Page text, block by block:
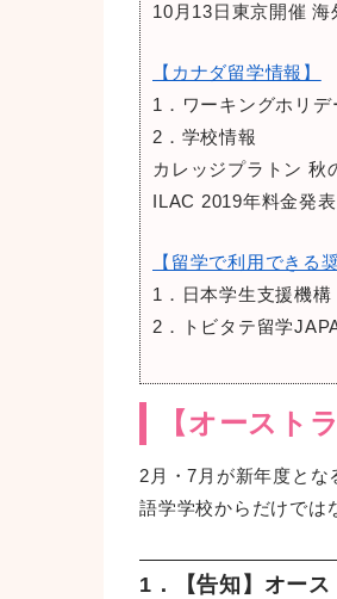
10月13日東京開催
【カナダ留学情報】
1．ワーキングホリデ
2．学校情報
カレッジプラトン 秋
ILAC 2019年料金発表
【留学で利用できる
1．日本学生支援機
2．トビタテ留学
【オースト
2月・7月が新年度とな
語学学校からだけでは
1．【告知】オー